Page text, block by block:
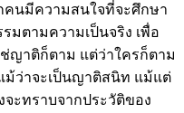
คนมีความสนใจที่จะศึกษา
มตามความเป็นจริง เพื่อ
ญาติก็ตาม แต่ว่าใครก็ตาม
ม้ว่าจะเป็นญาติสนิท แม้แต่
ะทราบจากประวัติของ